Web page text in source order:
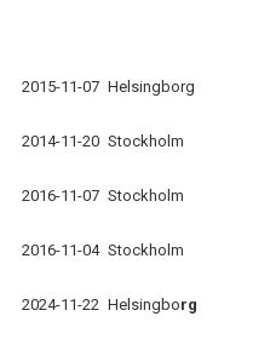
2015-11-07 Helsingborg
2014-11-20 Stockholm
2016-11-07 Stockholm
2016-11-04 Stockholm
2024-11-22 Helsingborg